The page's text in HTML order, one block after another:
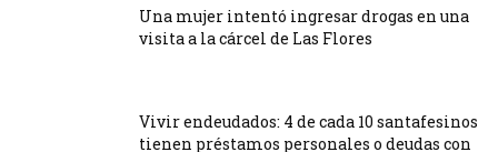
Una mujer intentó ingresar drogas en una
visita a la cárcel de Las Flores
Vivir endeudados: 4 de cada 10 santafesinos
tienen préstamos personales o deudas con